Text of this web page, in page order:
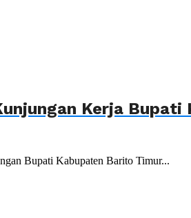
Kerja
Bupati Kabupaten Barito Timur...